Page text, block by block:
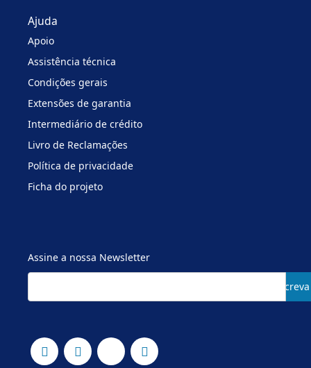
Ajuda
Apoio
Assistência técnica
Condições gerais
Extensões de garantia
Intermediário de crédito
Livro de Reclamações
Política de privacidade
Ficha do projeto
Assine a nossa Newsletter
Subscreva